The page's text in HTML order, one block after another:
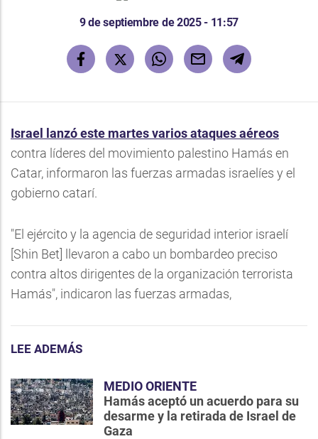
9 de septiembre de 2025 - 11:57
Israel lanzó este martes varios ataques aéreos
contra líderes del movimiento palestino Hamás en
Catar, informaron las fuerzas armadas israelíes y el
gobierno catarí.
"El ejército y la agencia de seguridad interior israelí
[Shin Bet] llevaron a cabo un bombardeo preciso
contra altos dirigentes de la organización terrorista
Hamás", indicaron las fuerzas armadas,
LEE ADEMÁS
MEDIO ORIENTE
Hamás aceptó un acuerdo para su
desarme y la retirada de Israel de
Gaza